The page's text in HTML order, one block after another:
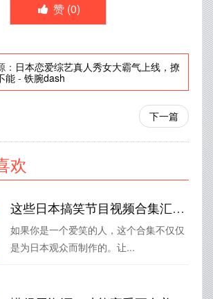
赞 (0)
日本恋爱综艺真人秀女大霸气上线，撩
能 - 铁腕dash
下一篇
欢
这些日本搞笑节目视频合集汇聚了所有笑点，让你笑到停不下来
如果你是一个爱笑的人，这个合集不仅仅
是为日本观众而制作的。让...